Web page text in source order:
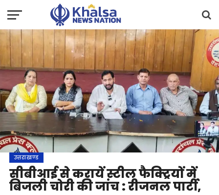
उत्तराखण्ड
सीबीआई से करायें स्टील फैक्ट्रियों में
बिजली चोरी की जांच : रीजनल पार्टी,